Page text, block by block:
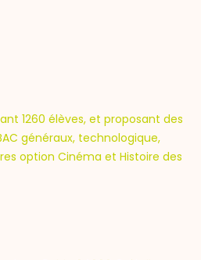
1260 élèves, et proposant des
généraux, technologique,
option Cinéma et Histoire des